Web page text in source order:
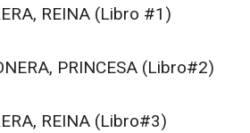
REINA (Libro #1)
PRINCESA (Libro#2)
REINA (Libro#3)